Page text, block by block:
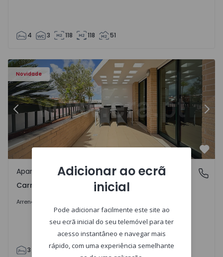
4 3 118 118 51
Novidade
Anterior
Carnaxide e Queijas, Lisboa
Apartamento
Carnaxide e Queijas, Lisboa
Arrendar
3 2 100 194 2 5
Adicionar ao ecrã
inicial
Pode adicionar facilmente este site ao
seu ecrã inicial do seu telemóvel para ter
acesso instantâneo e navegar mais
rápido, com uma experiência semelhante